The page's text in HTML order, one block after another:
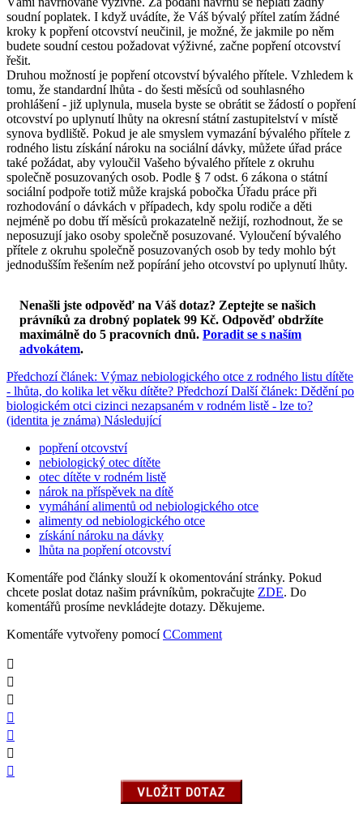
soudní poplatek. I když uvádíte, že Váš bývalý přítel zatím žádné
kroky k popření otcovství neučinil, je možné, že jakmile po něm
budete soudní cestou požadovat výživné, začne popření otcovství
řešit.
Druhou možností je popření otcovství bývalého přítele. Vzhledem k
tomu, že standardní lhůta - do šesti měsíců od souhlasného
prohlášení - již uplynula, musela byste se obrátit se žádostí o popření
otcovství po uplynutí lhůty na okresní státní zastupitelství v místě
synova bydliště. Pokud je ale smyslem vymazání bývalého přítele z
rodného listu získání nároku na sociální dávky, můžete úřad práce
také požádat, aby vyloučil Vašeho bývalého přítele z okruhu
společně posuzovaných osob. Podle § 7 odst. 6 zákona o státní
sociální podpoře totiž může krajská pobočka Úřadu práce při
rozhodování o dávkách v případech, kdy spolu rodiče a děti
nejméně po dobu tří měsíců prokazatelně nežijí, rozhodnout, že se
neposuzují jako osoby společně posuzované. Vyloučení bývalého
přítele z okruhu společně posuzovaných osob by tedy mohlo být
jednodušším řešením než popírání jeho otcovství po uplynutí lhůty.
Nenašli jste odpověď na Váš dotaz? Zeptejte se našich
právníků za drobný poplatek 99 Kč. Odpověď obdržíte
maximálně do 5 pracovních dnů. Poradit se s naším
advokátem.
Předchozí článek: Výmaz nebiologického otce z rodného listu dítěte
- lhůta, do kolika let věku dítěte? Předchozí Další článek: Dědění po
biologickém otci cizinci nezapsaném v rodném listě - lze to?
(identita je známa) Následující
popření otcovství
nebiologický otec dítěte
otec dítěte v rodném listě
nárok na příspěvek na dítě
vymáhání alimentů od nebiologického otce
alimenty od nebiologického otce
získání nároku na dávky
lhůta na popření otcovství
Komentáře pod články slouží k okomentování stránky. Pokud
chcete poslat dotaz našim právníkům, pokračujte ZDE. Do
komentářů prosíme nevkládejte dotazy. Děkujeme.
Komentáře vytvořeny pomocíCComment